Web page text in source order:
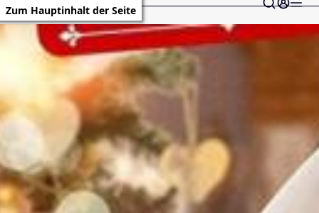
Zum Hauptinhalt der Seite